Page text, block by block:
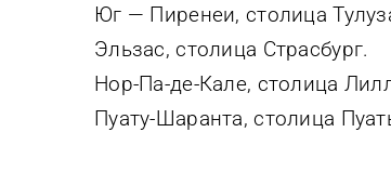
Юг — Пиренеи, столица
Эльзас, столица Страсбург.
Нор-Па-де-Кале, столица
Пуату-Шаранта, столица